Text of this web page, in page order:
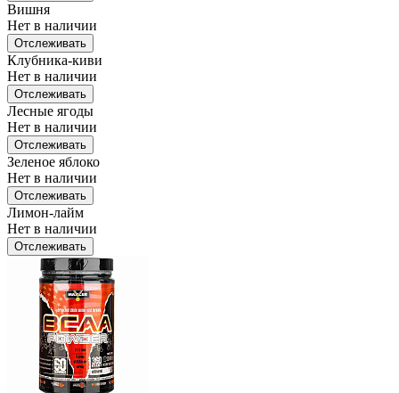
Вишня
Нет в наличии
Отслеживать
Клубника-киви
Нет в наличии
Отслеживать
Лесные ягоды
Нет в наличии
Отслеживать
Зеленое яблоко
Нет в наличии
Отслеживать
Лимон-лайм
Нет в наличии
Отслеживать